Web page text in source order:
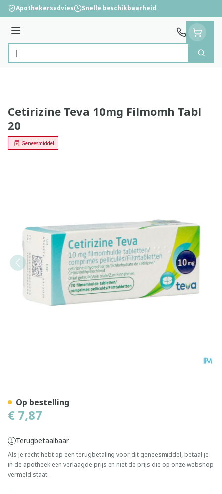
Ga naar de inhoud
Apothekersadvies Snelle beschikbaarheid
Menu
Product, merk, categorie...
Zoek
Cetirizine Teva 10mg Filmomh Tabl
20
Geneesmiddel
€ 7,87
Terugbetaalbaar
Als je recht hebt op een terugbetaling voor dit geneesmiddel, betaal je
in de apotheek een verlaagde prijs en niet de prijs die op onze webshop
vermeld staat.
Op bestelling